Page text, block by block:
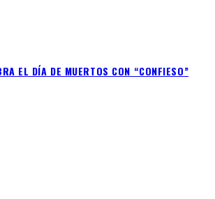
EL DÍA DE MUERTOS CON “CONFIESO”